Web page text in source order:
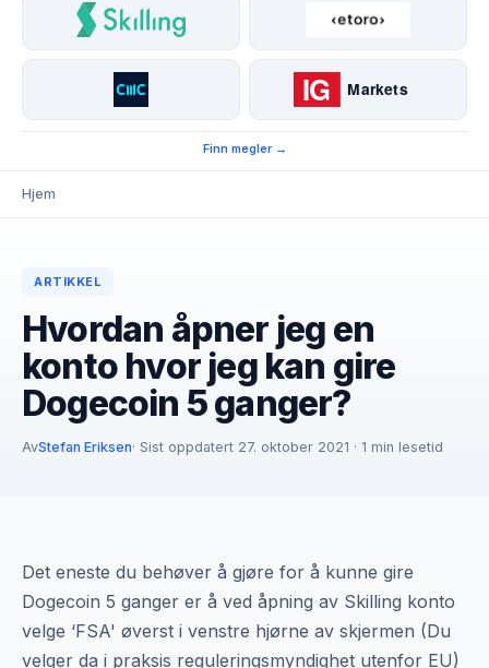
Finn megler →
Hjem
ARTIKKEL
Hvordan åpner jeg en
konto hvor jeg kan gire
Dogecoin 5 ganger?
AvStefan Eriksen· Sist oppdatert 27. oktober 2021 · 1 min lesetid
Det eneste du behøver å gjøre for å kunne gire
Dogecoin 5 ganger er å ved åpning av Skilling konto
velge ‘FSA' øverst i venstre hjørne av skjermen (Du
velger da i praksis reguleringsmyndighet utenfor EU)